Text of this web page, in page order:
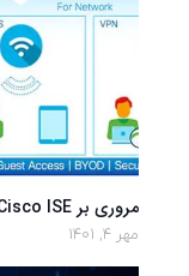
مروری بر Cisco ISE و راهکارهای وابسته به آن – بخش دوم
مهر 4, 1401